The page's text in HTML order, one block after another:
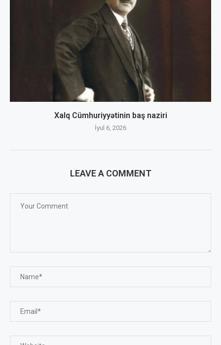
Xalq Cümhuriyyətinin baş naziri
İyul 6, 2026
LEAVE A COMMENT